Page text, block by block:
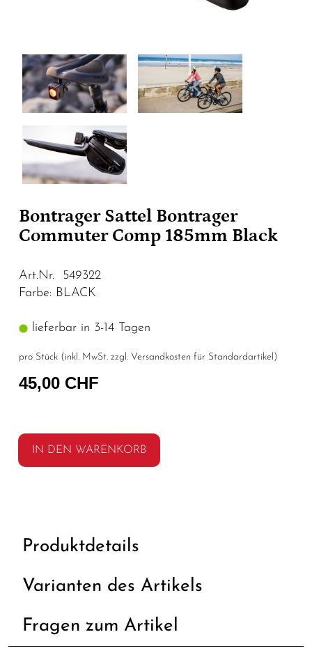
Bontrager Sattel Bontrager
Commuter Comp 185mm Black
Art.Nr. 549322
Farbe: BLACK
lieferbar in 3-14 Tagen
pro Stück (inkl. MwSt. zzgl. Versandkosten für Standardartikel )
45,00 CHF
IN DEN WARENKORB
Produktdetails
Varianten des Artikels
Fragen zum Artikel